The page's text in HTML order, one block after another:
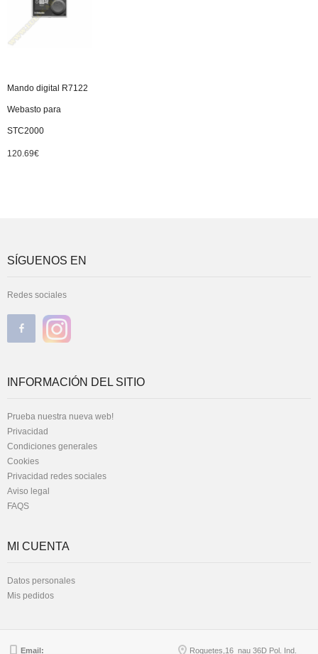
Mando digital R7122
Webasto para
STC2000
120.69€
SÍGUENOS EN
Redes sociales
INFORMACIÓN DEL SITIO
Prueba nuestra nueva web!
Privacidad
Condiciones generales
Cookies
Privacidad redes sociales
Aviso legal
FAQS
MI CUENTA
Datos personales
Mis pedidos
Email: Roquetes,16 nau 36D Pol. Ind.